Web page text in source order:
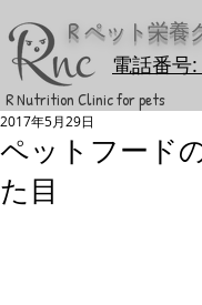
R ペット栄養
電話番号
R Nutrition Clinic for pets
ペットフード
た目
2017年5月29日